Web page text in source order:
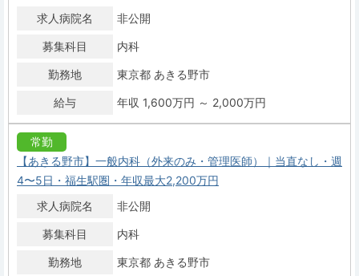
求人病院名
非公開
募集科目 内科
勤務地 東京都 あきる野市
給与 年収 1,600万円 ～ 2,000万円
常勤
【あきる野市】一般内科（外来のみ・管理医師）｜当直なし・週
4〜5日・福生駅圏・年収最大2,200万円
求人病院名
非公開
募集科目 内科
勤務地 東京都 あきる野市